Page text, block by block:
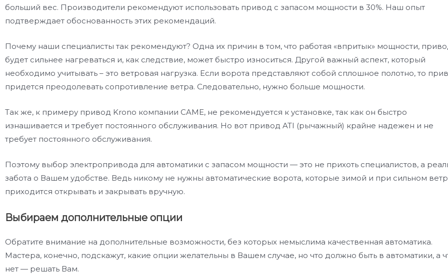
больший вес. Производители рекомендуют использовать привод с запасом мощности в 30%. Наш опыт
подтверждает обоснованность этих рекомендаций.
Почему наши специалисты так рекомендуют? Одна их причин в том, что работая «впритык» мощности,
будет сильнее нагреваться и, как следствие, может быстро износиться. Другой важный аспект, который
необходимо учитывать – это ветровая нагрузка. Если ворота представляют собой сплошное полотно, то
придется преодолевать сопротивление ветра. Следовательно, нужно больше мощности.
Так же, к примеру привод Krono компании CAME, не рекомендуется к установке, так как он быстро
изнашивается и требует постоянного обслуживания. Но вот привод ATI (рычажный) крайне надежен и не
требует постоянного обслуживания.
Поэтому выбор электропривода для автоматики с запасом мощности — это не прихоть специалистов, а
забота о Вашем удобстве. Ведь никому не нужны автоматические ворота, которые зимой и при сильном
приходится открывать и закрывать вручную.
Выбираем дополнительные опции
Обратите внимание на дополнительные возможности, без которых немыслима качественная автоматика.
Мастера, конечно, подскажут, какие опции желательны в Вашем случае, но что должно быть в автоматики, а
нет — решать Вам.